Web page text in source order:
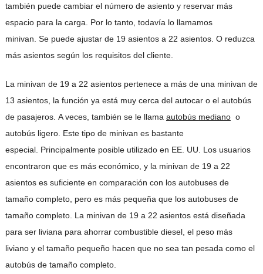
también puede cambiar el número de asiento y reservar más
espacio para la carga. Por lo tanto, todavía lo llamamos
minivan. Se puede ajustar de 19 asientos a 22 asientos. O reduzca
más asientos según los requisitos del cliente.
La minivan de 19 a 22 asientos pertenece a más de una minivan de
13 asientos, la función ya está muy cerca del autocar o el autobús
de pasajeros. A veces, también se le llama autobús medianoo
autobús ligero. Este tipo de minivan es bastante
especial. Principalmente posible utilizado en EE. UU. Los usuarios
encontraron que es más económico, y la minivan de 19 a 22
asientos es suficiente en comparación con los autobuses de
tamaño completo, pero es más pequeña que los autobuses de
tamaño completo. La minivan de 19 a 22 asientos está diseñada
para ser liviana para ahorrar combustible diesel, el peso más
liviano y el tamaño pequeño hacen que no sea tan pesada como el
autobús de tamaño completo.